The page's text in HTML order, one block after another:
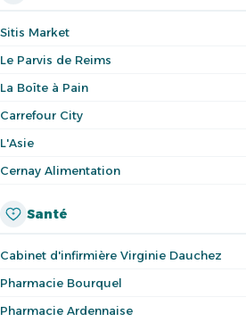
Sitis Market
Le Parvis de Reims
La Boîte à Pain
Carrefour City
L'Asie
Cernay Alimentation
Santé
Cabinet d'infirmière Virginie Dauchez
Pharmacie Bourquel
Pharmacie Ardennaise